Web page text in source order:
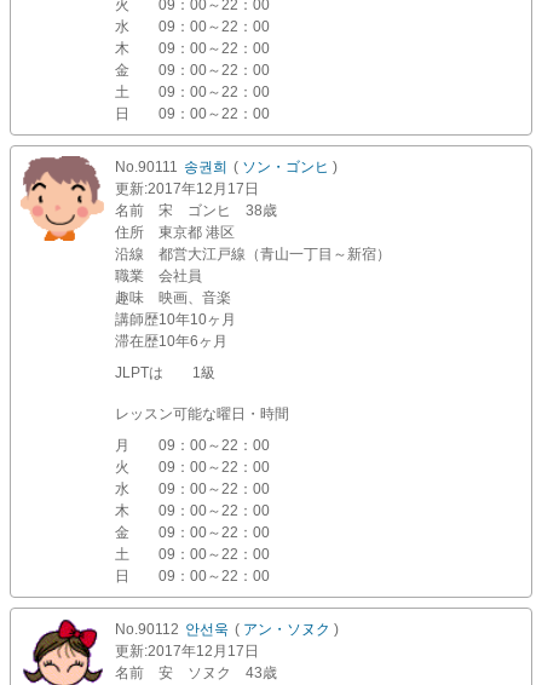
火
09：00～22：00
水
09：00～22：00
木
09：00～22：00
金
09：00～22：00
土
09：00～22：00
日
09：00～22：00
No.90111 송권희 ( ソン・ゴンヒ )
更新:2017年12月17日
名前
宋 ゴンヒ 38歳
住所
東京都 港区
沿線
都営大江戸線（青山一丁目～新宿）
職業
会社員
趣味
映画、音楽
講師歴10年10ヶ月
滞在歴10年6ヶ月
JLPTは 1級
レッスン可能な曜日・時間
月
09：00～22：00
火
09：00～22：00
水
09：00～22：00
木
09：00～22：00
金
09：00～22：00
土
09：00～22：00
日
09：00～22：00
No.90112 안선욱 ( アン・ソヌク )
更新:2017年12月17日
名前
安 ソヌク 43歳